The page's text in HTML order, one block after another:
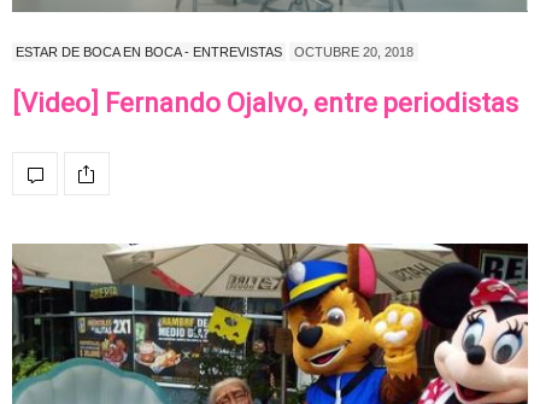
ESTAR DE BOCA EN BOCA - ENTREVISTAS OCTUBRE 20, 2018
[Video] Fernando Ojalvo, entre periodistas